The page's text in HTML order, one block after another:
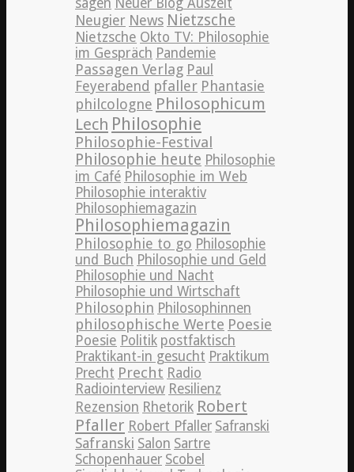
Neugier News Nietzsche
Nietzsche Okto TV: Philosophie
im Gespräch Pandemie
Passagen Verlag Paul
Feyerabend pfaller Phantasie
philcologne Philosophicum
Lech Philosophie
Philosophie-Festival
Philosophie heute Philosophie
im Café Philosophie im Web
Philosophie interaktiv
Philosophiemagazin
Philosophiemagazin
Philosophie to go Philosophie
und Buch Philosophie und Geld
Philosophie und Nacht
Philosophie und Wirtschaft
Philosophin Philosophinnen
philosophische Werte Poesie
Poesie Politik postfaktisch
Praktikant-in gesucht Praktikum
Precht Precht Radio
Radiointerview Resilienz
Rezension Rhetorik Robert
Pfaller Robert Pfaller Safranski
Safranski Salon Sartre
Schopenhauer Scobel